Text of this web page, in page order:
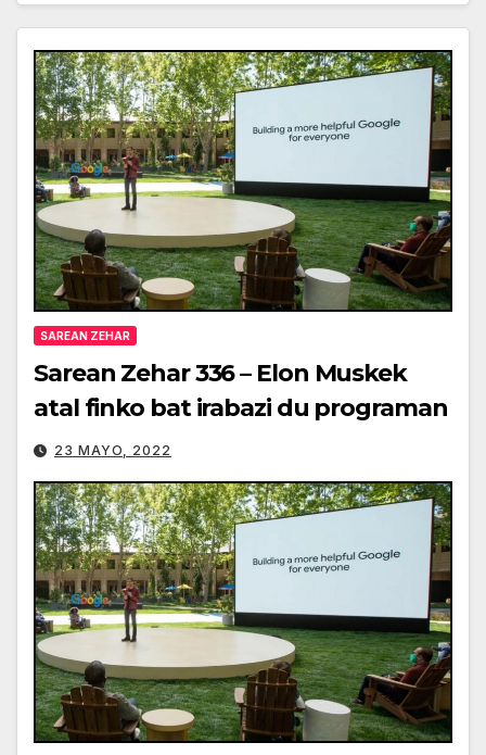
SAREAN ZEHAR
Sarean Zehar 336 – Elon Muskek
atal finko bat irabazi du programan
23 MAYO, 2022